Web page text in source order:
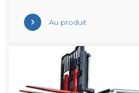
Au pro­duit